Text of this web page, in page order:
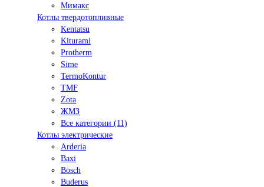
Мимакс
Котлы твердотопливные
Kentatsu
Kiturami
Protherm
Sime
TermoKontur
TMF
Zota
ЖМЗ
Все категории (11)
Котлы электрические
Arderia
Baxi
Bosch
Buderus